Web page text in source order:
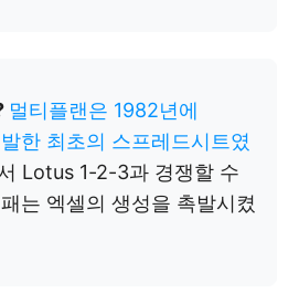
멀티플랜은 1982년에
한 최초의 스프레드시트였
Lotus 1-2-3과 경쟁할 수
는 엑셀의 생성을 촉발시켰